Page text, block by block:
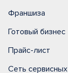
Франшиза
Готовый бизнес
Прайс-лист
Сеть